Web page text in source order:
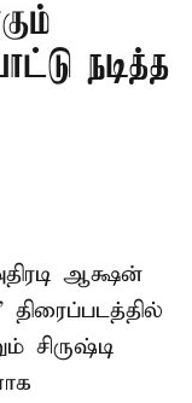
நடித்த
ஆக்ஷன்
சிருஷ்டி